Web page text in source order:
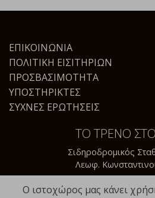
ΕΠΙΚΟΙΝΩΝΊΑ
ΠΟΛΙΤΙΚΉ ΕΙΣΙΤΗΡΊΩΝ
ΠΡΟΣΒΑΣΙΜΌΤΗΤΑ
ΥΠΟΣΤΗΡΙΚΤΈΣ
ΣΥΧΝΈΣ ΕΡΩΤΉΣΕΙΣ
ΤΟ ΤΡΕΝΟ
Σιδηροδρομικός
Λεωφ.
Ο ιστοχώρος μας κάνει